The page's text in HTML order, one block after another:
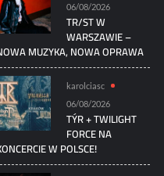
06/08/2026
TR/ST W
WARSZAWIE –
MUZYKA, NOWA OPRAWA
karolciasc
06/08/2026
TÝR + TWILIGHT
FORCE NA
W POLSCE!